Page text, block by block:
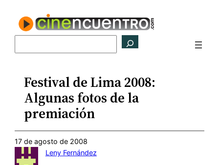
contenido
Festival de Lima 2008:
Algunas fotos de la
premiación
17 de agosto de 2008
Leny Fernández